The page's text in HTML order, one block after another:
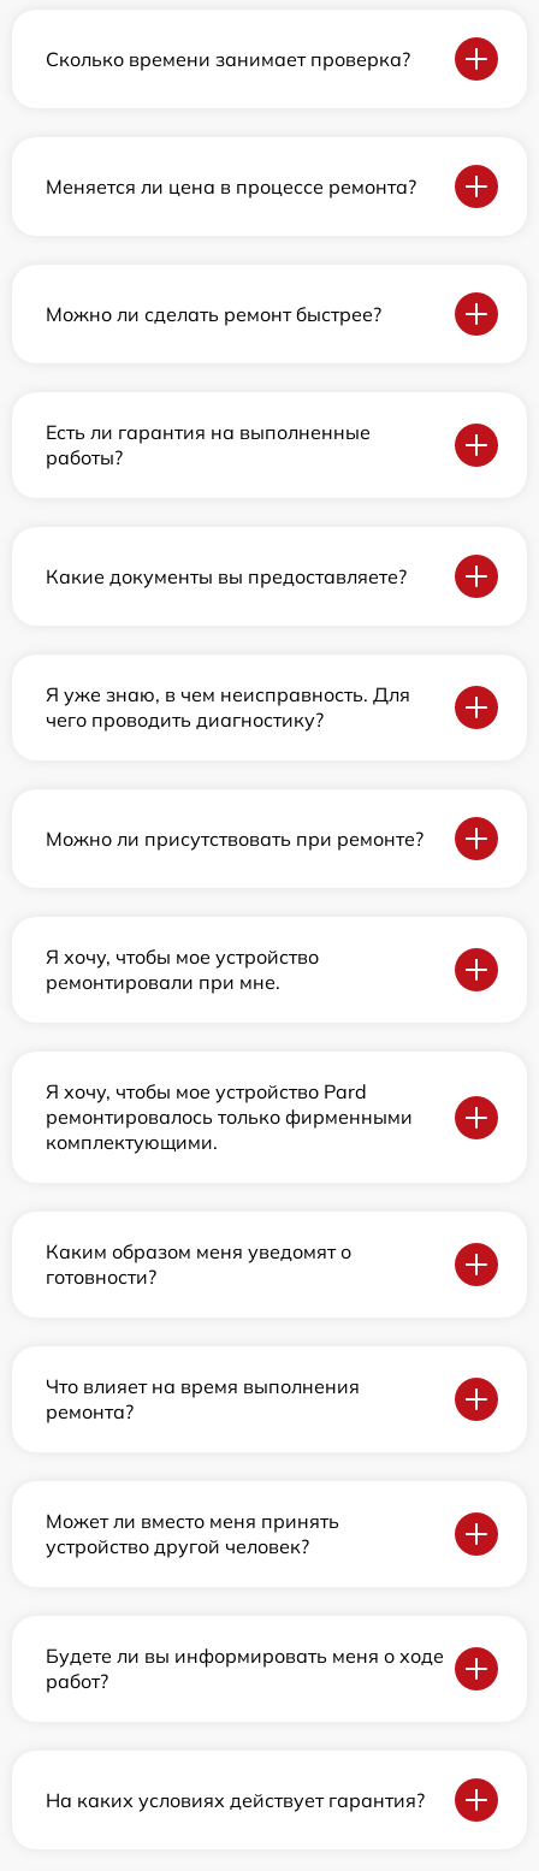
Сколько времени занимает проверка?
Меняется ли цена в процессе ремонта?
Можно ли сделать ремонт быстрее?
Есть ли гарантия на выполненные
работы?
Какие документы вы предоставляете?
Я уже знаю, в чем неисправность. Для
чего проводить диагностику?
Можно ли присутствовать при ремонте?
Я хочу, чтобы мое устройство
ремонтировали при мне.
Я хочу, чтобы мое устройство Pard
ремонтировалось только фирменными
комплектующими.
Каким образом меня уведомят о
готовности?
Что влияет на время выполнения
ремонта?
Может ли вместо меня принять
устройство другой человек?
Будете ли вы информировать меня о ходе
работ?
На каких условиях действует гарантия?